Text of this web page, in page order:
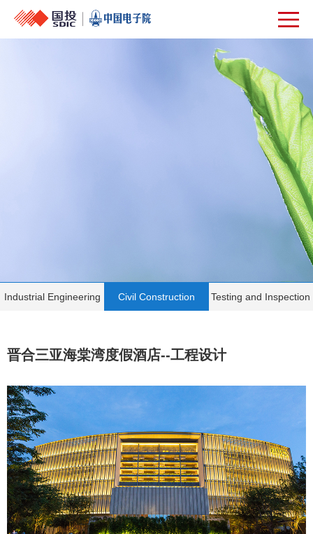
Industrial Engineering Civil Construction Testing and Inspection
晋合三亚海棠湾度假酒店--工程设计